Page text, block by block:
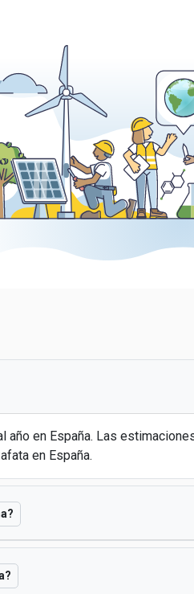
año en España. Las
en España.